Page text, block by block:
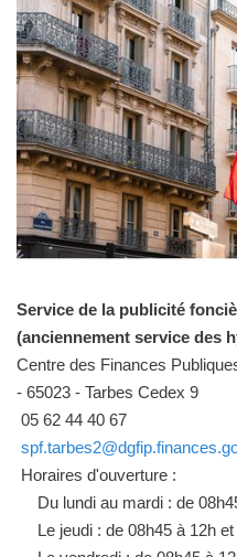
Service de la publicité
(anciennement service des
Centre des Finances
- 65023 - Tarbes Cedex 9
05 62 44 40 67
Horaires d'ouverture :
Du lundi au mardi : de
Le jeudi : de 08h45 à 12h